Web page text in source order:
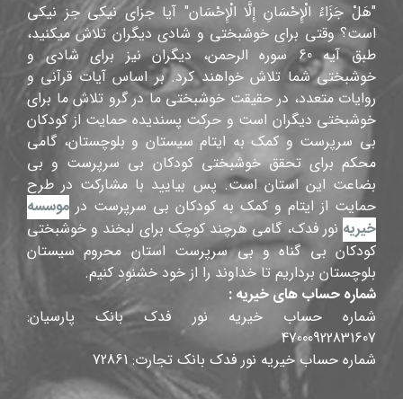
"هَلْ جَزَاءُ الْإِحْسَانِ إِلَّا الْإِحْسَان" آیا جزای نیکی جز نیکی
است؟ وقتی برای خوشبختی و شادی دیگران تلاش میکنید،
طبق آیه 60 سوره الرحمن، دیگران نیز برای شادی و
خوشبختی شما تلاش خواهند کرد. بر اساس آیات قرآنی و
روایات متعدد، در حقیقت خوشبختی ما در گرو تلاش ما برای
خوشبختی دیگران است و حرکت پسندیده حمایت از کودکان
بی سرپرست و کمک به ایتام سیستان و بلوچستان، گامی
محکم برای تحقق خوشبختی کودکان بی سرپرست و بی
بضاعت این استان است. پس بیایید با مشارکت در طرح
حمایت از ایتام و کمک به کودکان بی سرپرست در موسسه
خیریه نور فدک، گامی هرچند کوچک برای لبخند و خوشبختی
کودکان بی گناه و بی سرپرست استان محروم سیستان
بلوچستان برداریم تا خداوند را از خود خشنود کنیم.
شماره حساب های خیریه :
شماره حساب خیریه نور فدک بانک پارسیان:
47000922831607
شماره حساب خیریه نور فدک بانک تجارت: 72861